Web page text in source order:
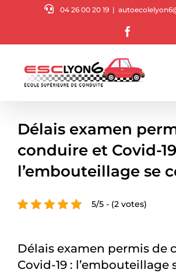
04 26 00 20 19 |
Délais examen
conduire et Covid-
l’embouteillage se
5/5 - (2 votes)
Délais examen permis de
Covid-19 : l’embouteillage